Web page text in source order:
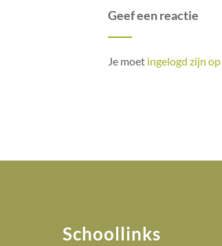
Geef een reactie
Je moet ingelogd zijn op
Schoollinks